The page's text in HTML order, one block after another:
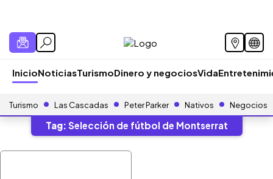
InicioNoticiasTurismoDinero y negociosVida
Turismo Las Cascadas Peter Parker Nativos Negocios
Tag: Selección de fútbol de Montserrat